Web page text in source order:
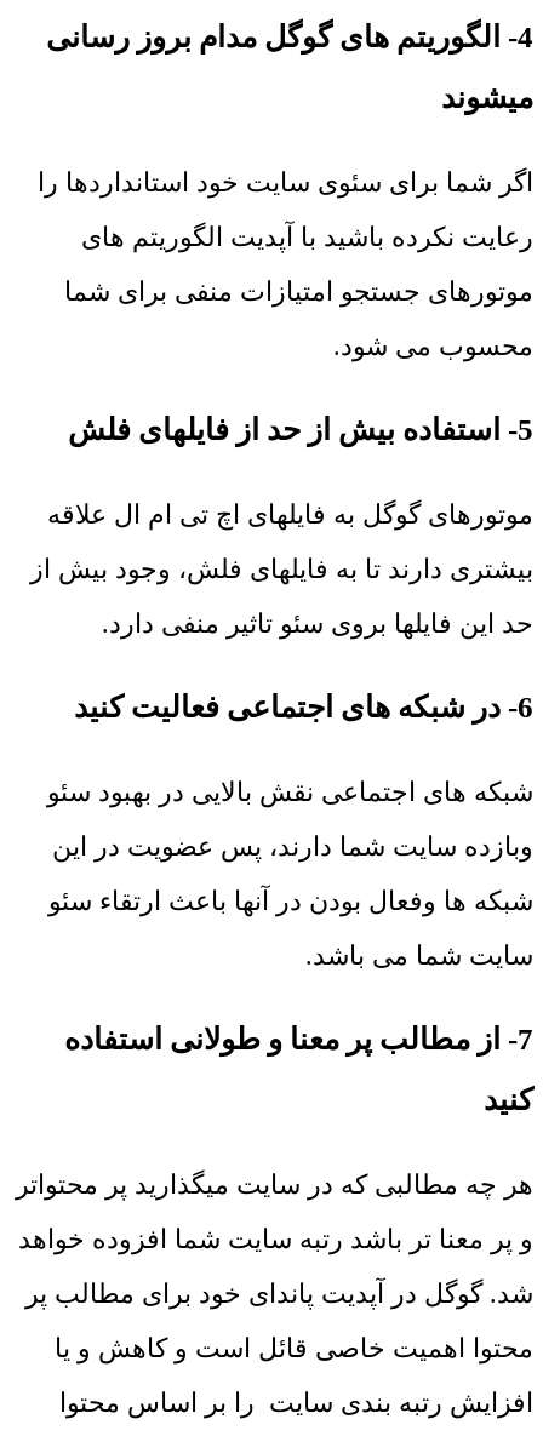
4- الگوریتم های گوگل مدام بروز رسانی
میشوند
اگر شما برای سئوی سایت خود استانداردها را
رعایت نکرده باشید با آپدیت الگوریتم های
موتورهای جستجو امتیازات منفی برای شما
محسوب می شود.
5- استفاده بیش از حد از فایلهای فلش
موتورهای گوگل به فایلهای اچ تی ام ال علاقه
بیشتری دارند تا به فایلهای فلش، وجود بیش از
حد این فایلها بروی سئو تاثیر منفی دارد.
6- در شبکه های اجتماعی فعالیت کنید
شبکه های اجتماعی نقش بالایی در بهبود سئو
وبازده سایت شما دارند، پس عضویت در این
شبکه ها وفعال بودن در آنها باعث ارتقاء سئو
سایت شما می باشد.
7- از مطالب پر معنا و طولانی استفاده
کنید
هر چه مطالبی که در سایت میگذارید پر محتواتر
و پر معنا تر باشد رتبه سایت شما افزوده خواهد
شد. گوگل در آپدیت پاندای خود برای مطالب پر
محتوا اهمیت خاصی قائل است و کاهش و یا
افزایش رتبه بندی سایت را بر اساس محتوا